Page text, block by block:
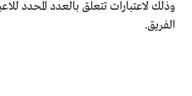
وذلك لاعتبارات تتعلق بالعدد المحدد
الفريق.